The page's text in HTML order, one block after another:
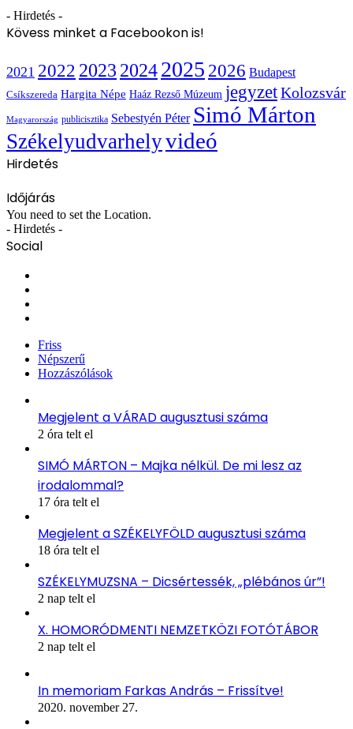
- Hirdetés -
Kövess minket a Facebookon is!
2021 2022 2023 20242025 2026 Budapest
Csíkszereda Hargita Népe Haáz Rezső Múzeum jegyzetKolozsvár
Magyarország publicisztika Sebestyén Péter Simó Márton
Székelyudvarhelyvideó
Hirdetés
Időjárás
You need to set the Location.
- Hirdetés -
Social
Friss
Népszerű
Hozzászólások
Megjelent a VÁRAD augusztusi száma
2 óra telt el
SIMÓ MÁRTON – Majka nélkül. De mi lesz az
irodalommal?
17 óra telt el
Megjelent a SZÉKELYFÖLD augusztusi száma
18 óra telt el
SZÉKELYMUZSNA – Dicsértessék, „plébános úr”!
2 nap telt el
X. HOMORÓDMENTI NEMZETKÖZI FOTÓTÁBOR
2 nap telt el
In memoriam Farkas András – Frissítve!
2020. november 27.